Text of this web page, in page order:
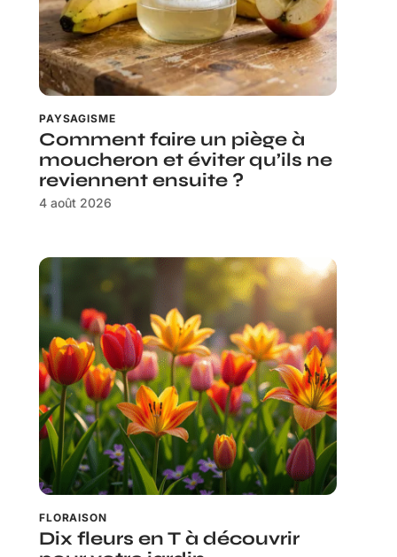
PAYSAGISME
Comment faire un piège à
moucheron et éviter qu’ils ne
reviennent ensuite ?
4 août 2026
FLORAISON
Dix fleurs en T à découvrir